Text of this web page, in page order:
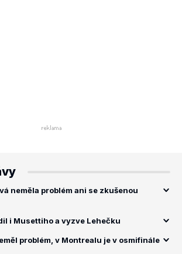
neměla problém ani se zkušenou
i Musettiho a vyzve Lehečku
problém, v Montrealu je v osmifinále